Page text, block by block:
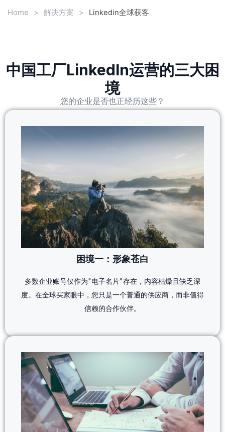
Home > 解决方案 > Linkedin全球获客
中国工厂LinkedIn运营的三大困
境
您的企业是否也正经历这些？
困境一：形象苍白
多数企业账号仅作为"电子名片"存在，内容枯燥且缺乏深
度。在全球买家眼中，您只是一个普通的供应商，而非值得
信赖的合作伙伴。